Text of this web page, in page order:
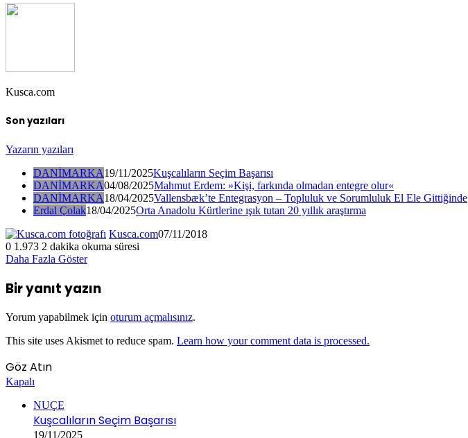
Kusca.com
Son yazıları
Yazarın yazıları
DANİMARKA19/11/2025Kuşcalıların Seçim Başarısı
DANİMARKA04/08/2025Mahmut Erdem: »Kişi, farkında olmadan entegre olur«
DANİMARKA18/04/2025Vallensbæk’te Entegrasyon – Topluluk ve Sorumluluk El Ele Gittiğinde
Erdal Çolak18/04/2025Orta Anadolu Kürtlerine ışık tutan 20 yıllık araştırma
Kusca.com07/11/2018
0 1.973 2 dakika okuma süresi
Daha Fazla Göster
Bir yanıt yazın
Yorum yapabilmek için oturum açmalısınız.
This site uses Akismet to reduce spam. Learn how your comment data is processed.
Göz Atın
Kapalı
NUÇE
Kuşcalıların Seçim Başarısı
19/11/2025